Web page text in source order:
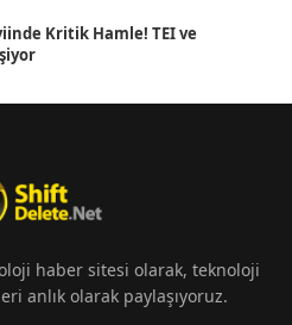
Kritik Hamle! TEI ve
haber sitesi olarak, teknoloji
anlık olarak paylaşıyoruz.